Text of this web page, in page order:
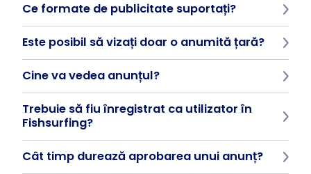
Ce formate de publicitate suportați?
Este posibil să vizați doar o anumită țară?
Cine va vedea anunțul?
lume, în funcție de targetarea dvs.
Trebuie să fiu înregistrat ca utilizator în
Fishsurfing?
Manager, unde puteți crea un cont de afaceri și vă puteți
gestiona campaniile independent.
Cât timp durează aprobarea unui anunț?